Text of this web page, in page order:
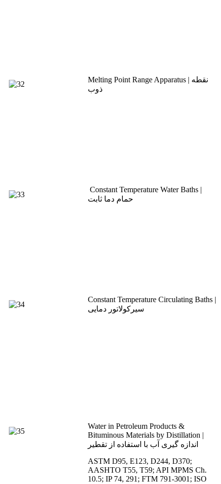
Melting Point Range Apparatus | نقطه
ذوب
Constant Temperature Water Baths |
حمام دما ثابت
Constant Temperature Circulating Baths |
سیرکولاتور دمایی
Water in Petroleum Products &
Bituminous Materials by Distillation |
اندازه گیری آب با استفاده از تقطیر
ASTM D95, E123, D244, D370;
AASHTO T55, T59; API MPMS Ch.
10.5; IP 74, 291; FTM 791-3001; ISO